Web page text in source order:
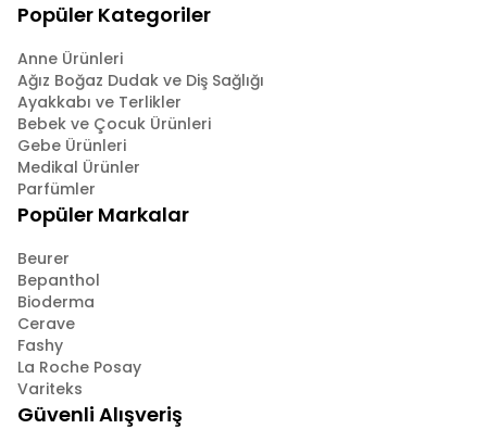
Popüler Kategoriler
Anne Ürünleri
Ağız Boğaz Dudak ve Diş Sağlığı
Ayakkabı ve Terlikler
Bebek ve Çocuk Ürünleri
Gebe Ürünleri
Medikal Ürünler
Parfümler
Popüler Markalar
Beurer
Bepanthol
Bioderma
Cerave
Fashy
La Roche Posay
Variteks
Güvenli Alışveriş